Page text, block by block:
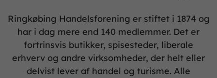
Ringkøbing Handelsforening er stiftet i 1874 og
har i dag mere end 140 medlemmer. Det er
fortrinsvis butikker, spisesteder, liberale
erhverv og andre virksomheder, der helt eller
delvist lever af handel og turisme. Alle